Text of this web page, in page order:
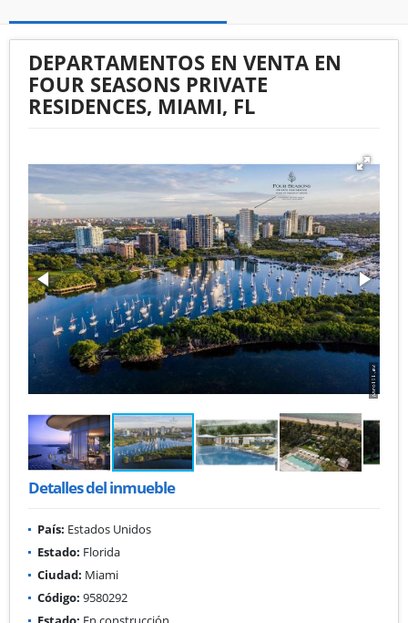
DEPARTAMENTOS EN VENTA EN
FOUR SEASONS PRIVATE
RESIDENCES, MIAMI, FL
Detalles del inmueble
País: Estados Unidos
Estado: Florida
Ciudad: Miami
Código: 9580292